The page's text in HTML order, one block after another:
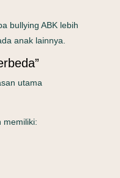
bullying ABK lebih
anak lainnya.
utama
memiliki: